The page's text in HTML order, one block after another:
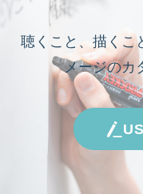
聴くこと、描くこ
メージのカ